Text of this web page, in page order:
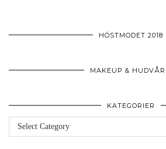
HÖSTMODET 2018
MAKEUP &
KATEGORIER
Kategorier